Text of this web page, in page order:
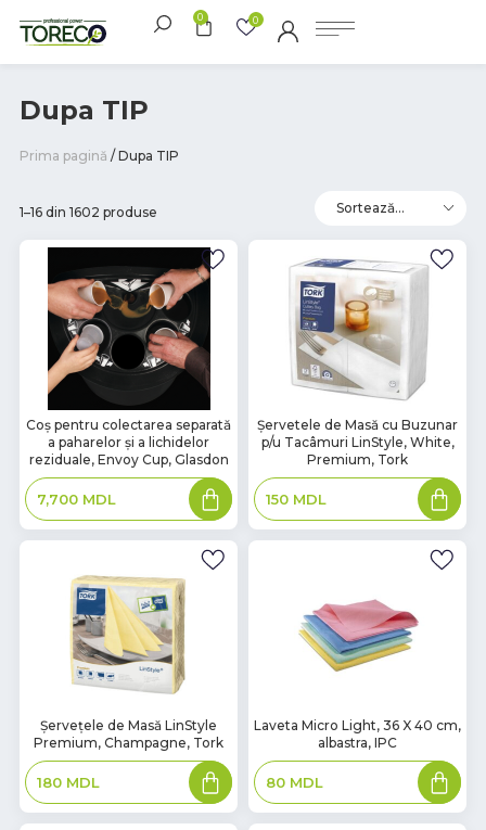
0 0
Dupa TIP
Prima pagină / Dupa TIP
1–16 din 1602 produse
В
наличии
Coș pentru colectarea separată
a paharelor și a lichidelor
reziduale, Envoy Cup, Glasdon
7,700 MDL
Adaugă
în
coș
В
наличии
Șervetele de Masă cu Buzunar
p/u Tacâmuri LinStyle, White,
Premium, Tork
150 MDL
Adaugă
în
coș
наличии
Șervețele de Masă LinStyle
Premium, Champagne, Tork
180 MDL
Adaugă
în
coș
В
Laveta Micro Light, 36 X 40 cm,
albastra, IPC
80 MDL
Adaugă
în
coș